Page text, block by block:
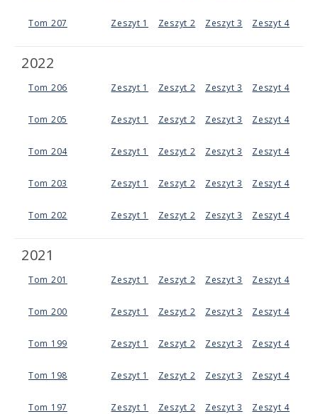
Tom 207 Zeszyt 1 Zeszyt 2 Zeszyt 3 Zeszyt 4
2022
Tom 206 Zeszyt 1 Zeszyt 2 Zeszyt 3 Zeszyt 4
Tom 205 Zeszyt 1 Zeszyt 2 Zeszyt 3 Zeszyt 4
Tom 204 Zeszyt 1 Zeszyt 2 Zeszyt 3 Zeszyt 4
Tom 203 Zeszyt 1 Zeszyt 2 Zeszyt 3 Zeszyt 4
Tom 202 Zeszyt 1 Zeszyt 2 Zeszyt 3 Zeszyt 4
2021
Tom 201 Zeszyt 1 Zeszyt 2 Zeszyt 3 Zeszyt 4
Tom 200 Zeszyt 1 Zeszyt 2 Zeszyt 3 Zeszyt 4
Tom 199 Zeszyt 1 Zeszyt 2 Zeszyt 3 Zeszyt 4
Tom 198 Zeszyt 1 Zeszyt 2 Zeszyt 3 Zeszyt 4
Tom 197 Zeszyt 1 Zeszyt 2 Zeszyt 3 Zeszyt 4